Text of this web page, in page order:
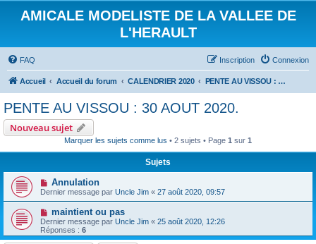
AMICALE MODELISTE DE LA VALLEE DE
L'HERAULT
FAQ Connexion
Inscription
Accueil Accueil du forum CALENDRIER 2020 PENTE AU VISSOU : 30 AOUT 2020.
PENTE AU VISSOU : 30 AOUT 2020.
Nouveau sujet
Marquer les sujets comme lus • 2 sujets • Page 1 sur 1
Sujets
Annulation
Dernier message par Uncle Jim « 27 août 2020, 09:57
maintient ou pas
Dernier message par Uncle Jim « 25 août 2020, 12:26
Réponses : 6